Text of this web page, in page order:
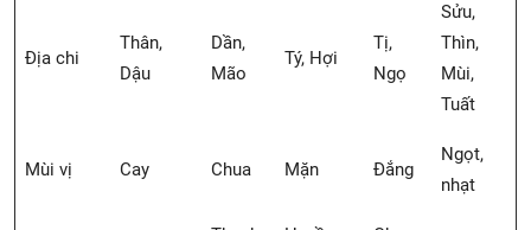
Địa chi
Thân,
Dậu
Dần,
Mão
Tý, Hợi
Tị,
Ngọ
Sửu,
Thìn,
Mùi,
Tuất
Mùi vị Cay Chua Mặn Đắng
Ngọt,
nhạt